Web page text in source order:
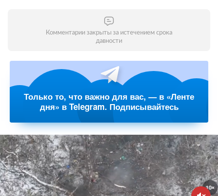
Комментарии закрыты за истечением срока
давности
Только то, что важно для вас, — в «Ленте
дня» в Telegram. Подписывайтесь